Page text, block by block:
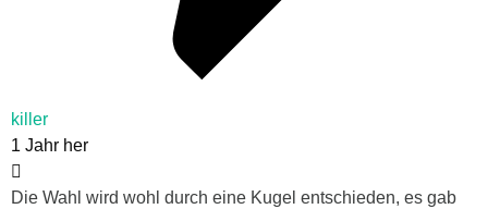
killer
1 Jahr her
Die Wahl wird wohl durch eine Kugel entschieden, es gab